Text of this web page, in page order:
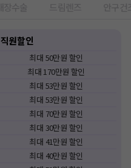
직원할인
최대 50만원 할인
최대170만원 할인
최대 53만원 할인
최대 53만원 할인
최대 70만원 할인
최대 30만원 할인
최대 41만원 할인
최대 40만원 할인